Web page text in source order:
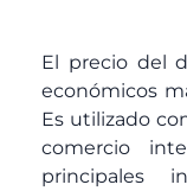
El precio del
económicos
Es utilizado
comercio
principales